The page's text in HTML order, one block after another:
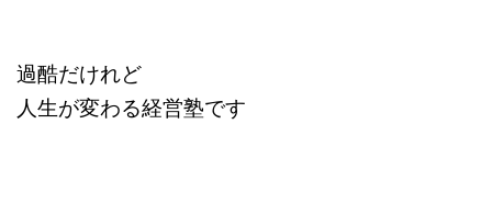
過酷だけれど
人生が変わる経営塾です